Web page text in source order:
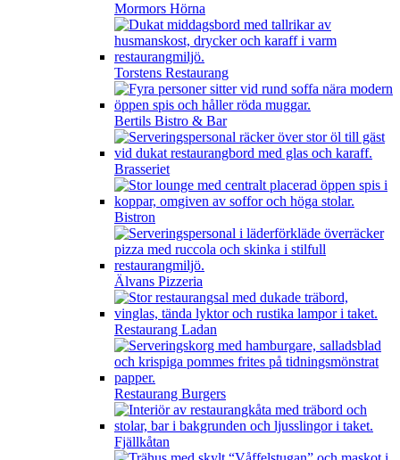
Mormors Hörna
Torstens Restaurang
Bertils Bistro & Bar
Brasseriet
Bistron
Älvans Pizzeria
Restaurang Ladan
Restaurang Burgers
Fjällkåtan